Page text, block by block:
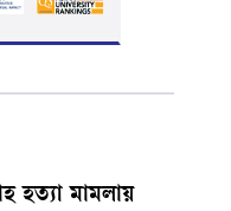
হত্যা মামলায়